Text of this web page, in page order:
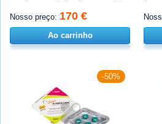
Nosso preço: 170 €
Ao carrinho
-50%